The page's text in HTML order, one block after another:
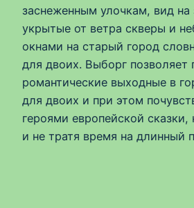
заснеженным улочкам, вид на
укрытые от ветра скверы и
окнами на старый город
для двоих. Выборг позволяет
романтические выходные в
для двоих и при этом
героями европейской
и не тратя время на длинный